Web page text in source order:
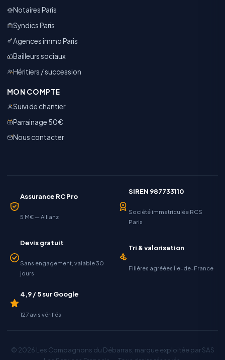
Notaires Paris
Syndics Paris
Agences immo Paris
Bailleurs sociaux
Héritiers / succession
MON COMPTE
Suivi de chantier
Parrainage 50€
Nous contacter
Assurance RC Pro
5 M€ — Allianz
SIREN 987733110
Société immatriculée RCS
Paris
Devis gratuit
Sans engagement, valable 30
jours
Tri & valorisation
Filières agréées Île-de-France
4,9 / 5 sur Google
127 avis vérifiés
© 2026 Les Compagnons du Débarras, marque exploitée par SAS